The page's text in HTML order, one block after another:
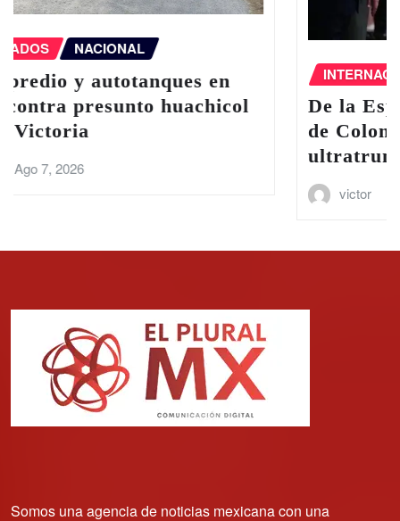
INTERNACIONAL
De la Espriella asume la Presidencia
de Colombia con una agenda